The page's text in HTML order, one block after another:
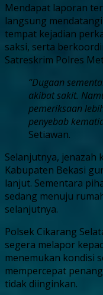
Mendapat laporan
langsung
tempat kejadian
saksi, serta
Satreskrim Polres
“Dugaan
akibat sakit.
pemeriksaan
penyebab
Setiawan.
Selanjutnya, jenazah
Kabupaten Bekasi
lanjut. Sementara
sedang menuju
selanjutnya.
Polsek Cikarang
segera melapor
menemukan kondisi
mempercepat
tidak diinginkan.